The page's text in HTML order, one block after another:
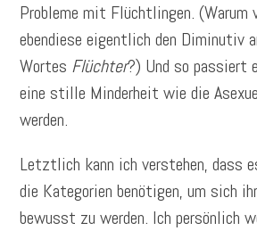
Probleme mit Flüchtlingen. (Warum
ebendiese eigentlich den Diminutiv
Wortes Flüchter?) Und so passiert
eine stille Minderheit wie die
werden.
Letztlich kann ich verstehen, dass
die Kategorien benötigen, um sich
bewusst zu werden. Ich persönlich